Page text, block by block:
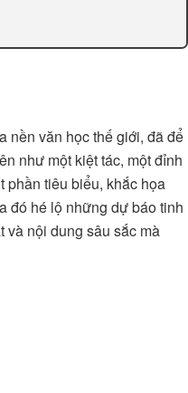
nền văn học thế giới, đã để
như một kiệt tác, một đỉnh
phần tiêu biểu, khắc họa
đó hé lộ những dự báo tinh
và nội dung sâu sắc mà